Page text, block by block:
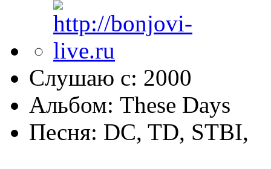
Слушаю с: 2000
Альбом: These Days
Песня: DC, TD, STBI,